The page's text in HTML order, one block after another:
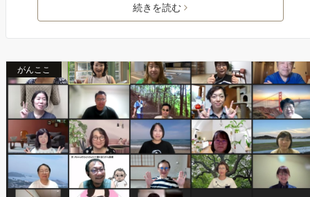
続きを読む
がんここ